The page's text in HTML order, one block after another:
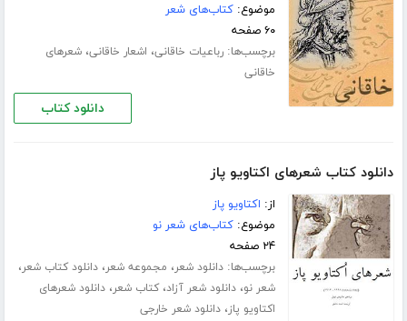
موضوع:کتاب‌های شعر
۶۰ صفحه
برچسب‌ها:رباعیات خاقانی، اشعار خاقانی،شعرهای
خاقانی
دانلود کتاب
دانلود کتاب شعرهای اکتاویو پاز
از: اکتاویو پاز
موضوع:کتاب‌های شعر نو
۲۴ صفحه
برچسب‌ها:دانلود شعر، مجموعه شعر،دانلود کتاب شعر،
شعر نو،دانلود شعر آزاد،کتاب شعر،دانلود شعرهای
اکتاویو پاز،دانلود شعر خارجی